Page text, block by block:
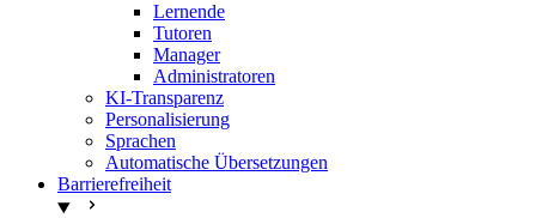
Lernende
Tutoren
Manager
Administratoren
KI-Transparenz
Personalisierung
Sprachen
Automatische Übersetzungen
Barrierefreiheit